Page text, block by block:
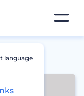
language